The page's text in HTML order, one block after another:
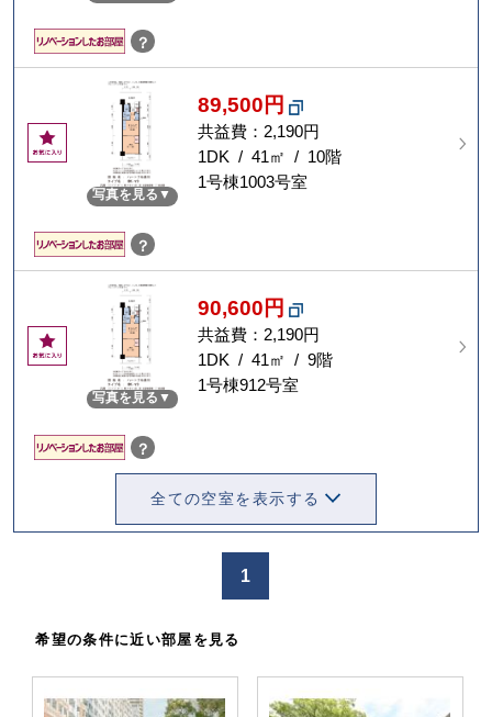
？
お
気
写真を見る
89,500円
共益費：2,190円
1DK / 41㎡ / 10階
1号棟1003号室
？
お
気
写真を見る
90,600円
共益費：2,190円
1DK / 41㎡ / 9階
1号棟912号室
？
全ての空室を表示する
1
希望の条件に近い部屋を見る